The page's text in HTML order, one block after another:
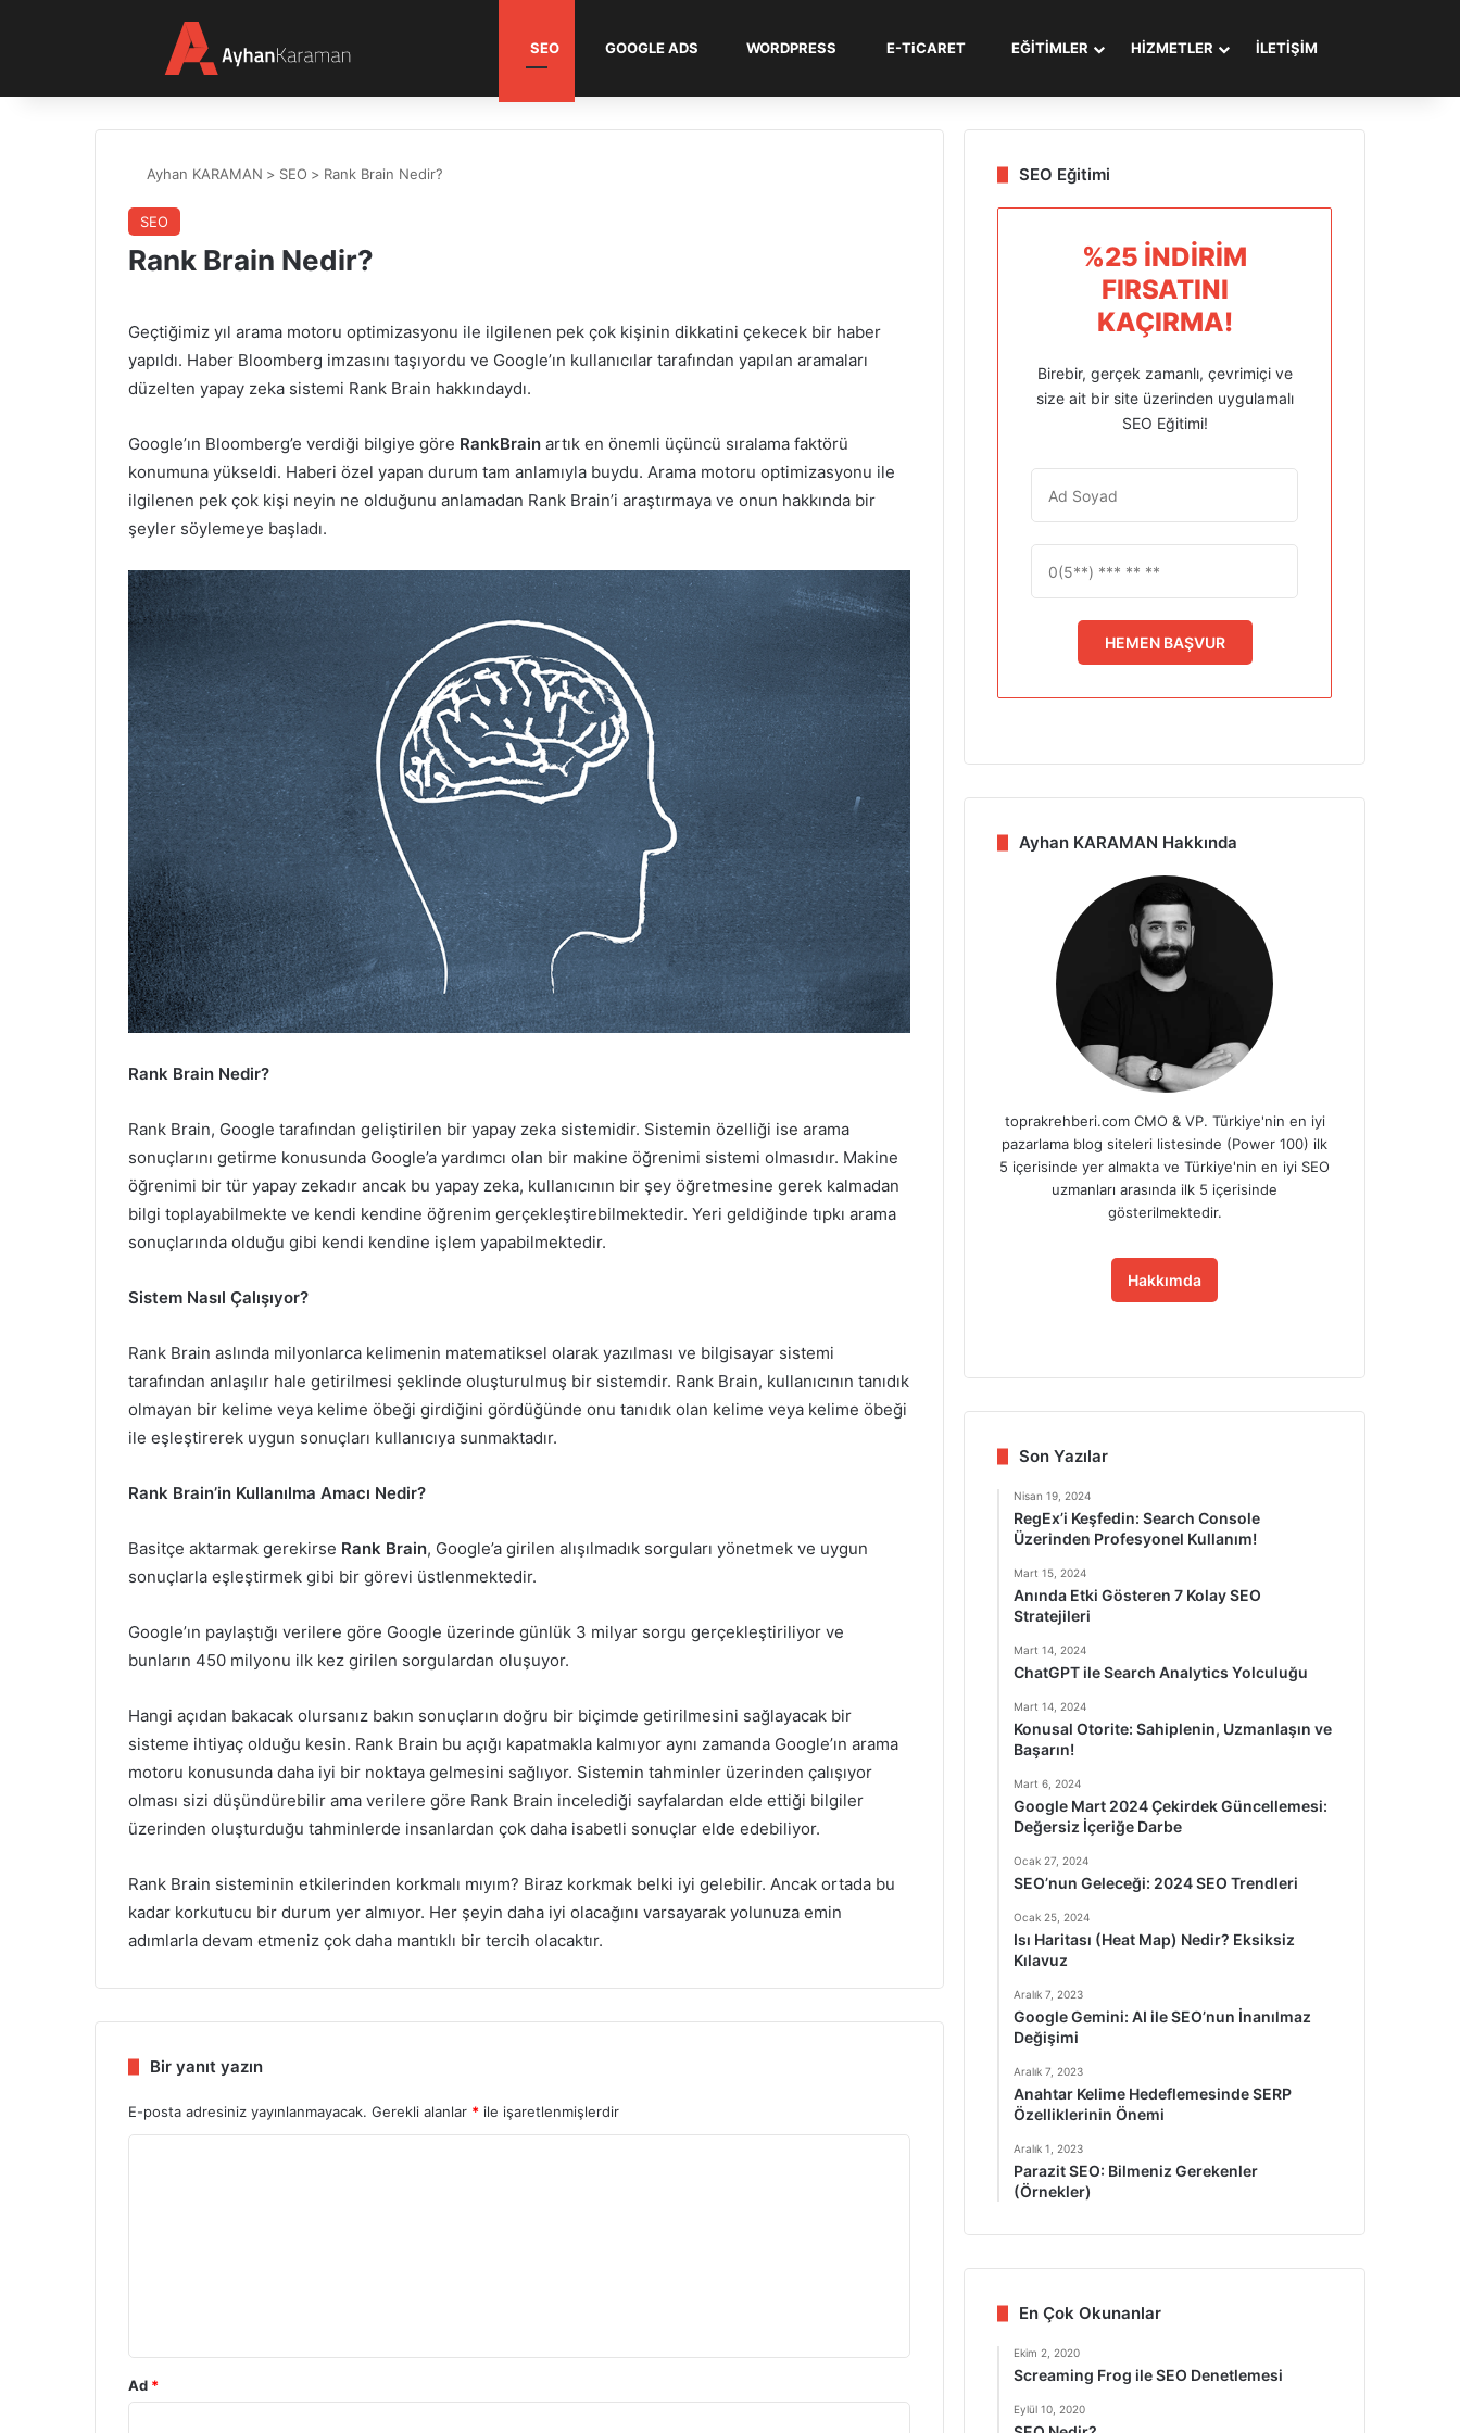
SEO GOOGLE ADS WORDPRESS E-TiCARET EĞİTİMLER HİZMETLER İLETİŞİM
Ayhan KARAMAN > SEO > Rank Brain Nedir?
SEO
Rank Brain Nedir?
Geçtiğimiz yıl arama motoru optimizasyonu ile ilgilenen pek çok kişinin dikkatini çekecek bir haber
yapıldı. Haber Bloomberg imzasını taşıyordu ve Google’ın kullanıcılar tarafından yapılan aramaları
düzelten yapay zeka sistemi Rank Brain hakkındaydı.
Google’ın Bloomberg’e verdiği bilgiye göre RankBrain artık en önemli üçüncü sıralama faktörü
konumuna yükseldi. Haberi özel yapan durum tam anlamıyla buydu. Arama motoru optimizasyonu ile
ilgilenen pek çok kişi neyin ne olduğunu anlamadan Rank Brain’i araştırmaya ve onun hakkında bir
şeyler söylemeye başladı.
Rank Brain Nedir?
Rank Brain, Google tarafından geliştirilen bir yapay zeka sistemidir. Sistemin özelliği ise arama
sonuçlarını getirme konusunda Google’a yardımcı olan bir makine öğrenimi sistemi olmasıdır. Makine
öğrenimi bir tür yapay zekadır ancak bu yapay zeka, kullanıcının bir şey öğretmesine gerek kalmadan
bilgi toplayabilmekte ve kendi kendine öğrenim gerçekleştirebilmektedir. Yeri geldiğinde tıpkı arama
sonuçlarında olduğu gibi kendi kendine işlem yapabilmektedir.
Sistem Nasıl Çalışıyor?
Rank Brain aslında milyonlarca kelimenin matematiksel olarak yazılması ve bilgisayar sistemi
tarafından anlaşılır hale getirilmesi şeklinde oluşturulmuş bir sistemdir. Rank Brain, kullanıcının tanıdık
olmayan bir kelime veya kelime öbeği girdiğini gördüğünde onu tanıdık olan kelime veya kelime öbeği
ile eşleştirerek uygun sonuçları kullanıcıya sunmaktadır.
Rank Brain’in Kullanılma Amacı Nedir?
Basitçe aktarmak gerekirse Rank Brain, Google’a girilen alışılmadık sorguları yönetmek ve uygun
sonuçlarla eşleştirmek gibi bir görevi üstlenmektedir.
Google’ın paylaştığı verilere göre Google üzerinde günlük 3 milyar sorgu gerçekleştiriliyor ve
bunların 450 milyonu ilk kez girilen sorgulardan oluşuyor.
Hangi açıdan bakacak olursanız bakın sonuçların doğru bir biçimde getirilmesini sağlayacak bir
sisteme ihtiyaç olduğu kesin. Rank Brain bu açığı kapatmakla kalmıyor aynı zamanda Google’ın arama
motoru konusunda daha iyi bir noktaya gelmesini sağlıyor. Sistemin tahminler üzerinden çalışıyor
olması sizi düşündürebilir ama verilere göre Rank Brain incelediği sayfalardan elde ettiği bilgiler
üzerinden oluşturduğu tahminlerde insanlardan çok daha isabetli sonuçlar elde edebiliyor.
Rank Brain sisteminin etkilerinden korkmalı mıyım? Biraz korkmak belki iyi gelebilir. Ancak ortada bu
kadar korkutucu bir durum yer almıyor. Her şeyin daha iyi olacağını varsayarak yolunuza emin
adımlarla devam etmeniz çok daha mantıklı bir tercih olacaktır.
Bir yanıt yazın
E-posta adresiniz yayınlanmayacak. Gerekli alanlar * ile işaretlenmişlerdir
Ad *
SEO Eğitimi
%25 İNDIRIM
FIRSATINI
KAÇIRMA!
Birebir, gerçek zamanlı, çevrimiçi ve
size ait bir site üzerinden uygulamalı
SEO Eğitimi!
HEMEN BAŞVUR
Ayhan KARAMAN Hakkında
toprakrehberi.com CMO & VP. Türkiye'nin en iyi
pazarlama blog siteleri listesinde (Power 100) ilk
5 içerisinde yer almakta ve Türkiye'nin en iyi SEO
uzmanları arasında ilk 5 içerisinde
gösterilmektedir.
Hakkımda
bo
ok
dIn ub
e
ra
m
Son Yazılar
Nisan 19, 2024
RegEx’i Keşfedin: Search Console
Üzerinden Profesyonel Kullanım!
Mart 15, 2024
Anında Etki Gösteren 7 Kolay SEO
Stratejileri
Mart 14, 2024
ChatGPT ile Search Analytics Yolculuğu
Mart 14, 2024
Konusal Otorite: Sahiplenin, Uzmanlaşın ve
Başarın!
Mart 6, 2024
Google Mart 2024 Çekirdek Güncellemesi:
Değersiz İçeriğe Darbe
Ocak 27, 2024
SEO’nun Geleceği: 2024 SEO Trendleri
Ocak 25, 2024
Isı Haritası (Heat Map) Nedir? Eksiksiz
Kılavuz
Aralık 7, 2023
Google Gemini: AI ile SEO’nun İnanılmaz
Değişimi
Aralık 7, 2023
Anahtar Kelime Hedeflemesinde SERP
Özelliklerinin Önemi
Aralık 1, 2023
Parazit SEO: Bilmeniz Gerekenler
(Örnekler)
En Çok Okunanlar
Ekim 2, 2020
Screaming Frog ile SEO Denetlemesi
Eylül 10, 2020